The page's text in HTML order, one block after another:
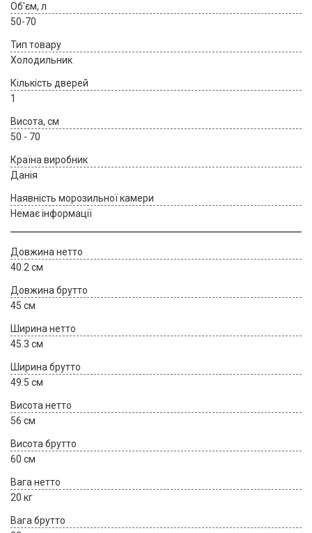
Об'єм, л
50-70
Тип товару
Холодильник
Кількість дверей
1
Висота, см
50 - 70
Країна виробник
Данія
Наявність морозильної камери
Немає інформації
Довжина нетто
40.2 см
Довжина брутто
45 см
Ширина нетто
45.3 см
Ширина брутто
49.5 см
Висота нетто
56 см
Висота брутто
60 см
Вага нетто
20 кг
Вага брутто